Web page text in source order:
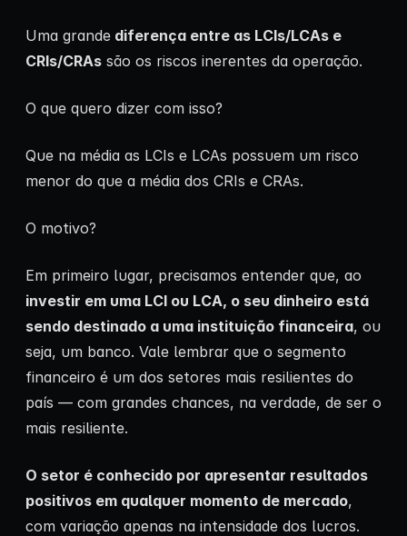
Uma grande diferença entre as LCIs/LCAs e
CRIs/CRAs são os riscos inerentes da operação.
O que quero dizer com isso?
Que na média as LCIs e LCAs possuem um risco
menor do que a média dos CRIs e CRAs.
O motivo?
Em primeiro lugar, precisamos entender que, ao
investir em uma LCI ou LCA, o seu dinheiro está
sendo destinado a uma instituição financeira, ou
seja, um banco. Vale lembrar que o segmento
financeiro é um dos setores mais resilientes do
país — com grandes chances, na verdade, de ser o
mais resiliente.
O setor é conhecido por apresentar resultados
positivos em qualquer momento de mercado,
com variação apenas na intensidade dos lucros.